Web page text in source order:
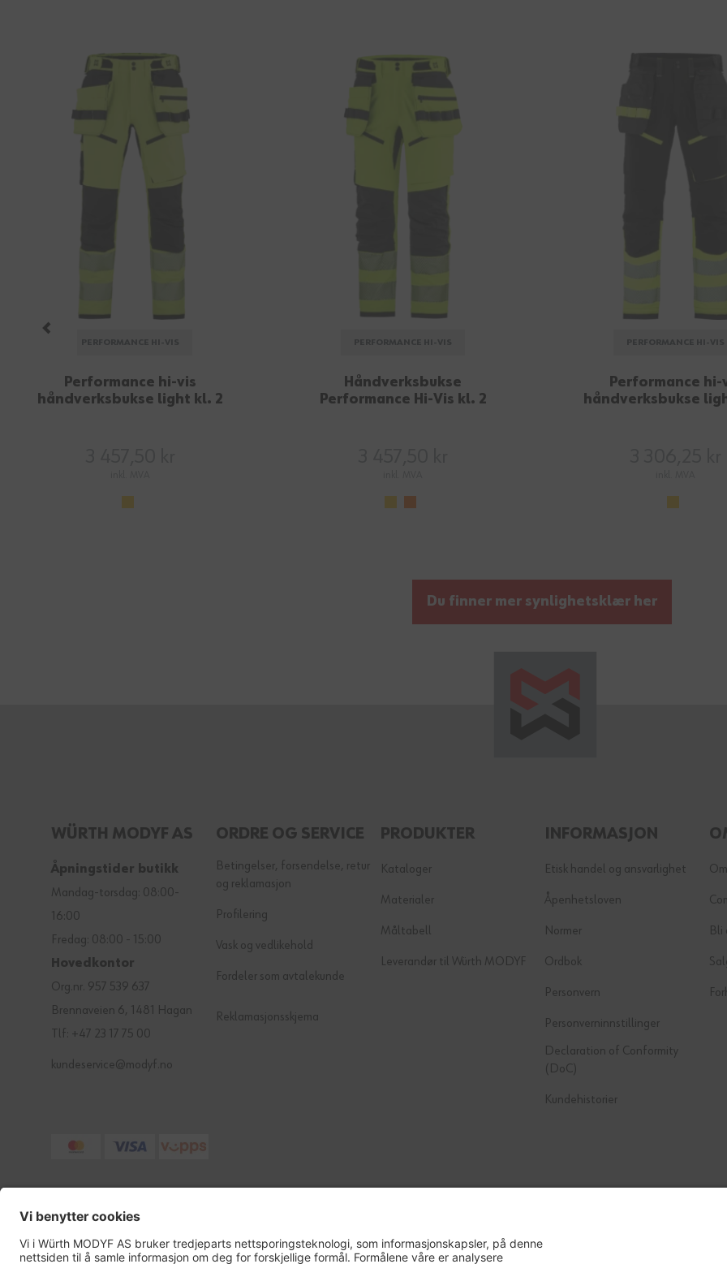
Performance hi-vis
håndverksbukse light kl. 2
Håndverksbukse
Performance Hi-Vis kl. 2
Performance hi-
håndverksbukse
Du finner mer synlighetsklær her
WÜRTH MODYF AS
Åpningstider butikk
Mandag-torsdag: 08:00-
16:00
Fredag: 08:00 - 15:00
Hovedkontor
Org.nr. 957 539 637
Brennaveien 6, 1481 Hagan
Tlf: +47 23 17 75 00
kundeservice@modyf.no
ORDRE OG SERVICE
Betingelser, forsendelse, retur
og reklamasjon
Profilering
Vask og vedlikehold
Fordeler som avtalekunde
Reklamasjonsskjema
PRODUKTER
Kataloger
Materialer
Måltabell
Leverandør til Würth MODYF
INFORMASJON
Etisk handel og ansvarlighet
Åpenhetsloven
Normer
Ordbok
Personvern
Personverninnstillinger
Declaration of Conformity
(DoC)
Kundehistorier
Bli